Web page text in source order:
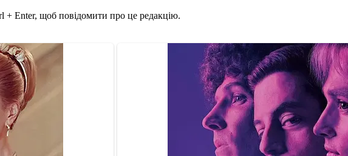
+ Enter, щоб повідомити про це редакцію.